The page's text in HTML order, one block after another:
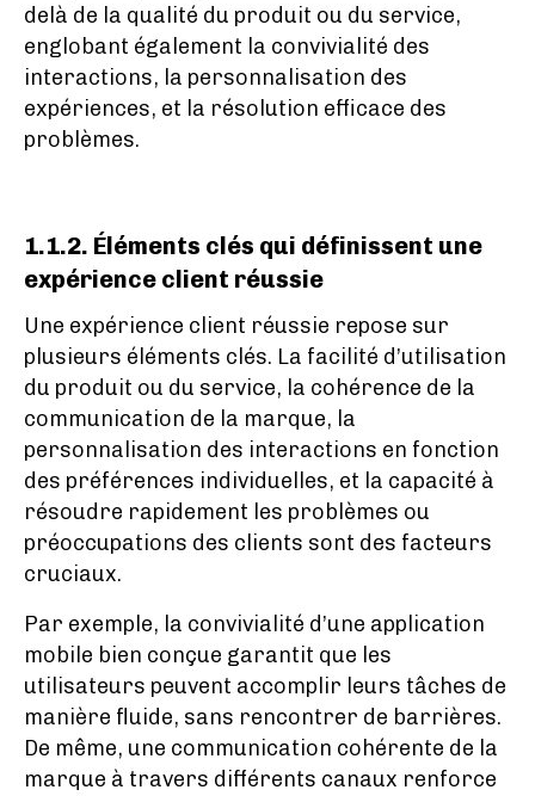
delà de la qualité du produit ou du service,
englobant également la convivialité des
interactions, la personnalisation des
expériences, et la résolution efficace des
problèmes.
1.1.2. Éléments clés qui définissent une
expérience client réussie
Une expérience client réussie repose sur
plusieurs éléments clés. La facilité d’utilisation
du produit ou du service, la cohérence de la
communication de la marque, la
personnalisation des interactions en fonction
des préférences individuelles, et la capacité à
résoudre rapidement les problèmes ou
préoccupations des clients sont des facteurs
cruciaux.
Par exemple, la convivialité d’une application
mobile bien conçue garantit que les
utilisateurs peuvent accomplir leurs tâches de
manière fluide, sans rencontrer de barrières.
De même, une communication cohérente de la
marque à travers différents canaux renforce